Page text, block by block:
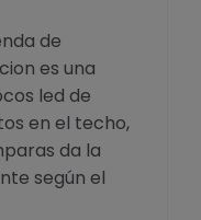
de
es una
led de
en el techo,
da la
según el